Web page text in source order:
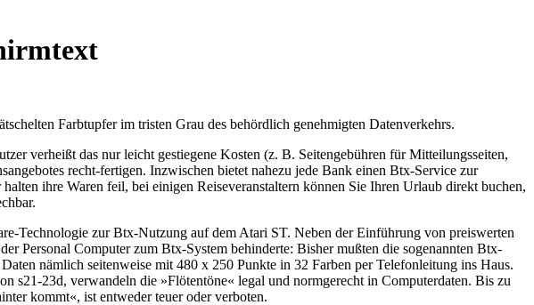
Farbtupfer im tristen Grau des behördlich genehmigten Datenverkehrs.
verheißt das nur leicht gestiegene Kosten (z. B. Seitengebühren für Mitteilungsseiten,
recht-fertigen. Inzwischen bietet nahezu jede Bank einen Btx-Service zur
ihre Waren feil, bei einigen Reiseveranstaltern können Sie Ihren Urlaub direkt buchen,
Technologie zur Btx-Nutzung auf dem Atari ST. Neben der Einführung von preiswerten
Personal Computer zum Btx-System behinderte: Bisher mußten die sogenannten Btx-
nämlich seitenweise mit 480 x 250 Punkte in 32 Farben per Telefonleitung ins Haus.
s21-23d, verwandeln die »Flötentöne« legal und normgerecht in Computerdaten. Bis zu
kommt«, ist entweder teuer oder verboten.